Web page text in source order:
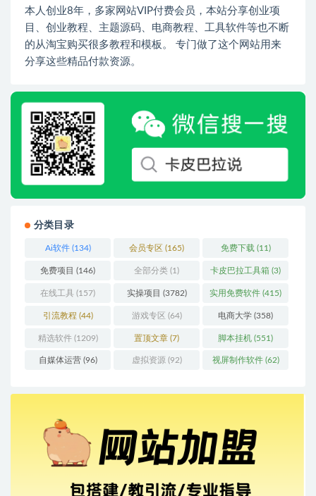
本人创业8年，多家网站VIP付费会员，本站分享创业项
目、创业教程、主题源码、电商教程、工具软件等也不断
的从淘宝购买很多教程和模板。 专门做了这个网站用来
分享这些精品付款资源。
分类目录
Ai软件(134) 会员专区 (165) 免费下载(11)
免费项目 (146) 全部分类 (1) 卡皮巴拉工具箱 (3)
在线工具 (157) 实操项目 (3782) 实用免费软件 (415)
引流教程 (44) 游戏专区 (64) 电商大学 (358)
精选软件(1209) 置顶文章 (7) 脚本挂机 (551)
自媒体运营(96) 虚拟资源 (92) 视屏制作软件(62)